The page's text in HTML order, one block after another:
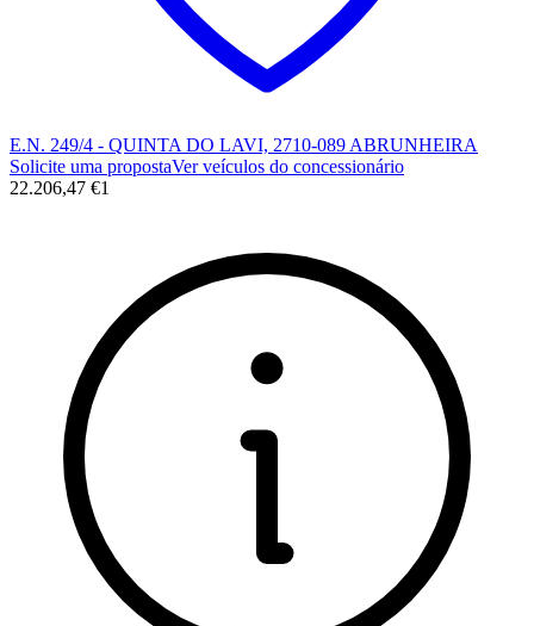
E.N. 249/4 - QUINTA DO LAVI, 2710-089 ABRUNHEIRA
Solicite uma propostaVer veículos do concessionário
22.206,47 €1